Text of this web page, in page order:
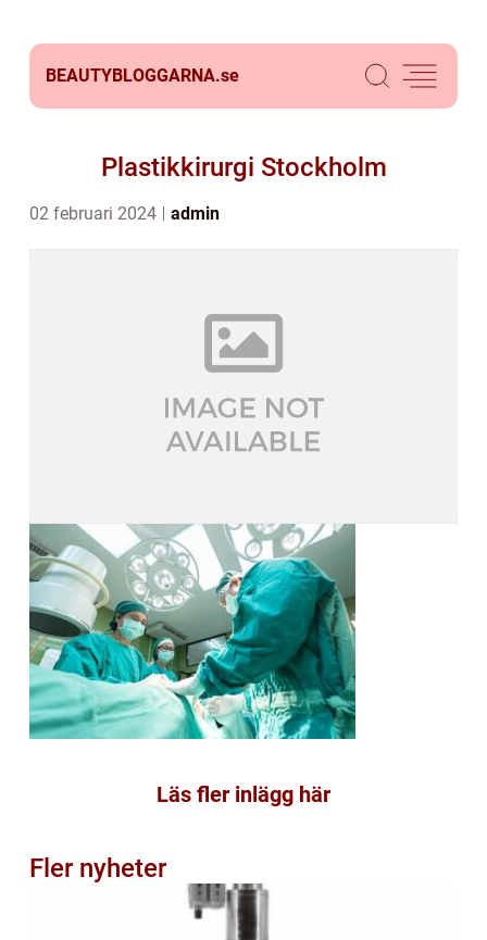
BEAUTYBLOGGARNA.se
Plastikkirurgi Stockholm
02 februari 2024 admin
Läs fler inlägg här
Fler nyheter